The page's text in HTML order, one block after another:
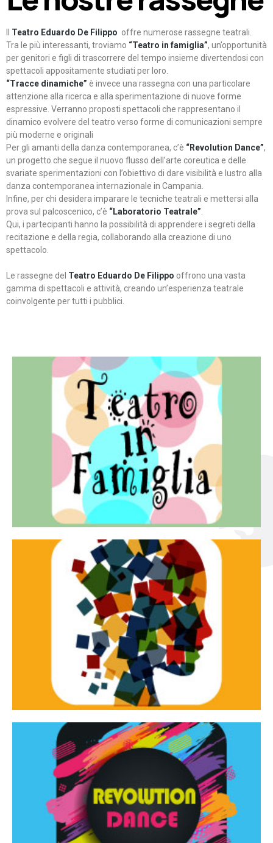
Teatro Eduardo De Filippo offre numerose rassegne teatrali.
Tra le più interessanti, troviamo “Teatro in famiglia”, un’opportunità
per genitori e figli di trascorrere del tempo insieme divertendosi con
spettacoli appositamente studiati per loro.
“Tracce dinamiche” è invece una rassegna con una particolare
attenzione alla ricerca e alla sperimentazione di nuove forme
espressive. Verranno proposti spettacoli che rappresentano il
dinamico evolvere del teatro verso forme di comunicazioni sempre
più moderne e originali
Per gli amanti della danza contemporanea, c’è “Revolution Dance”,
un progetto che segue il nuovo flusso dell’arte coreutica e delle
svariate sperimentazioni con l’obiettivo di dare visibilità e lustro alla
danza contemporanea internazionale in Campania.
Infine, per chi desidera imparare le tecniche teatrali e mettersi alla
prova sul palcoscenico, c’è “Laboratorio Teatrale”
Qui, i partecipanti hanno la possibilità di apprendere i segreti della
recitazione e della regia, collaborando alla creazione di uno
spettacolo.
Le rassegne del Teatro Eduardo De Filippo offrono una vasta
gamma di spettacoli e attività, creando un’esperienza teatrale
coinvolgente per tutti i pubblici.
Teatro in famiglia
Teatro In Famiglia è una rassegna di teatro concepita
per far condividere e godere del teatro all’intera
famiglia.
Continua
Tracce dinamiche
Tracce Dinamiche è una rassegna di teatro
d’innovazione e sperimentale.
Continua
Revolution Dance
Rassegna di danza contemporanea – I Edizione